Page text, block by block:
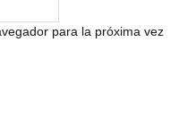
para la próxima vez